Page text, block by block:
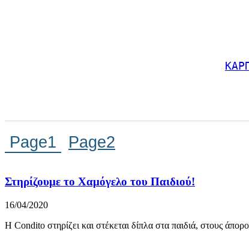
Page1 Page2
Στηρίζουμε το Χαμόγελο του Παιδιού!
16/04/2020
H Condito στηρίζει και στέκεται δίπλα στα παιδιά, στους